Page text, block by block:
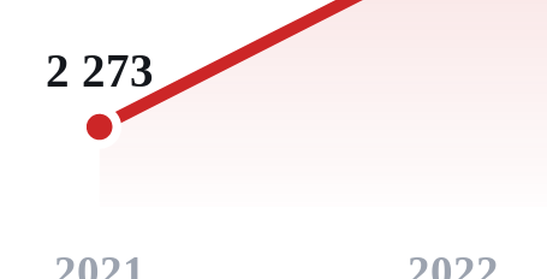
2 273